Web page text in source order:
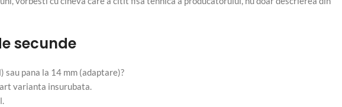
secunde
pana la 14 mm (adaptare)?
varianta insurubata.